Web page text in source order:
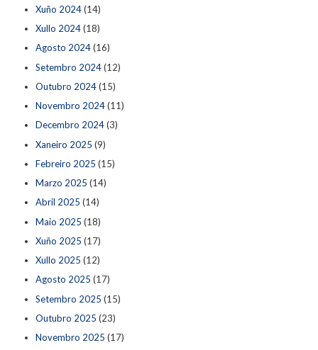
Xuño 2024(14)
Xullo 2024(18)
Agosto 2024(16)
Setembro 2024(12)
Outubro 2024(15)
Novembro 2024(11)
Decembro 2024(3)
Xaneiro 2025 (9)
Febreiro 2025 (15)
Marzo 2025 (14)
Abril 2025 (14)
Maio 2025 (18)
Xuño 2025 (17)
Xullo 2025 (12)
Agosto 2025 (17)
Setembro 2025 (15)
Outubro 2025 (23)
Novembro 2025 (17)